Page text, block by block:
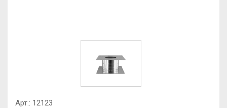
Арт.: 12123